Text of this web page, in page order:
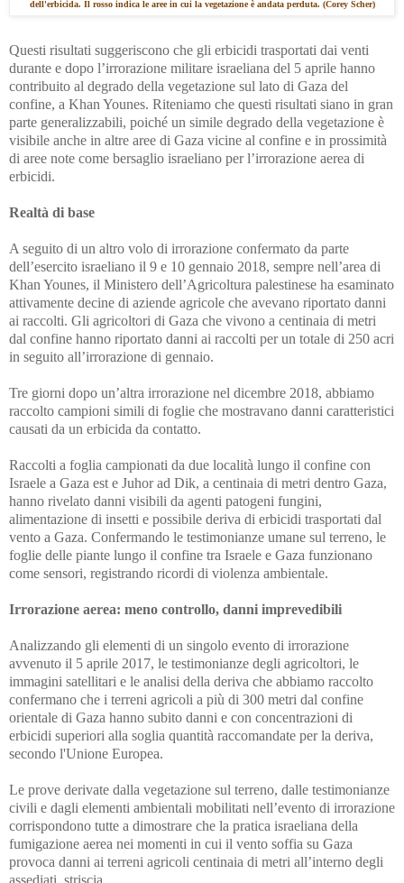
dell'erbicida. Il rosso indica le aree in cui la vegetazione è andata perduta. (Corey Scher)
Questi risultati suggeriscono che gli erbicidi trasportati dai venti
durante e dopo l’irrorazione militare israeliana del 5 aprile hanno
contribuito al degrado della vegetazione sul lato di Gaza del
confine, a Khan Younes. Riteniamo che questi risultati siano in gran
parte generalizzabili, poiché un simile degrado della vegetazione è
visibile anche in altre aree di Gaza vicine al confine e in prossimità
di aree note come bersaglio israeliano per l’irrorazione aerea di
erbicidi.
Realtà di base
A seguito di un altro volo di irrorazione confermato da parte
dell’esercito israeliano il 9 e 10 gennaio 2018, sempre nell’area di
Khan Younes, il Ministero dell’Agricoltura palestinese ha esaminato
attivamente decine di aziende agricole che avevano riportato danni
ai raccolti. Gli agricoltori di Gaza che vivono a centinaia di metri
dal confine hanno riportato danni ai raccolti per un totale di 250 acri
in seguito all’irrorazione di gennaio.
Tre giorni dopo un’altra irrorazione nel dicembre 2018, abbiamo
raccolto campioni simili di foglie che mostravano danni caratteristici
causati da un erbicida da contatto.
Raccolti a foglia campionati da due località lungo il confine con
Israele a Gaza est e Juhor ad Dik, a centinaia di metri dentro Gaza,
hanno rivelato danni visibili da agenti patogeni fungini,
alimentazione di insetti e possibile deriva di erbicidi trasportati dal
vento a Gaza. Confermando le testimonianze umane sul terreno, le
foglie delle piante lungo il confine tra Israele e Gaza funzionano
come sensori, registrando ricordi di violenza ambientale.
Irrorazione aerea: meno controllo, danni imprevedibili
Analizzando gli elementi di un singolo evento di irrorazione
avvenuto il 5 aprile 2017, le testimonianze degli agricoltori, le
immagini satellitari e le analisi della deriva che abbiamo raccolto
confermano che i terreni agricoli a più di 300 metri dal confine
orientale di Gaza hanno subito danni e con concentrazioni di
erbicidi superiori alla soglia quantità raccomandate per la deriva,
secondo l'Unione Europea.
Le prove derivate dalla vegetazione sul terreno, dalle testimonianze
civili e dagli elementi ambientali mobilitati nell’evento di irrorazione
corrispondono tutte a dimostrare che la pratica israeliana della
fumigazione aerea nei momenti in cui il vento soffia su Gaza
provoca danni ai terreni agricoli centinaia di metri all’interno degli